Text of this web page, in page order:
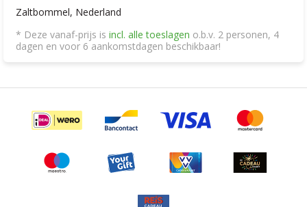
Zaltbommel, Nederland
* Deze vanaf-prijs is incl. alle toeslagen o.b.v. 2 personen, 4
dagen en voor 6 aankomstdagen beschikbaar!